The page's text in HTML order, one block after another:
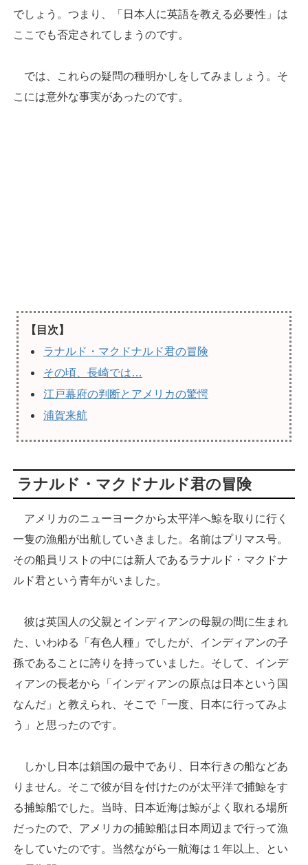
でしょう。つまり、「日本人に英語を教える必要性」は
ここでも否定されてしまうのです。
では、これらの疑問の種明かしをしてみましょう。そ
こには意外な事実があったのです。
【目次】
ラナルド・マクドナルド君の冒険
その頃、長崎では…
江戸幕府の判断とアメリカの驚愕
浦賀来航
ラナルド・マクドナルド君の冒険
アメリカのニューヨークから太平洋へ鯨を取りに行く
一隻の漁船が出航していきました。名前はプリマス号。
その船員リストの中には新人であるラナルド・マクドナ
ルド君という青年がいました。
彼は英国人の父親とインディアンの母親の間に生まれ
た、いわゆる「有色人種」でしたが、インディアンの子
孫であることに誇りを持っていました。そして、インデ
ィアンの長老から「インディアンの原点は日本という国
なんだ」と教えられ、そこで「一度、日本に行ってみよ
う」と思ったのです。
しかし日本は鎖国の最中であり、日本行きの船などあ
りません。そこで彼が目を付けたのが太平洋で捕鯨をす
る捕鯨船でした。当時、日本近海は鯨がよく取れる場所
だったので、アメリカの捕鯨船は日本周辺まで行って漁
をしていたのです。当然ながら一航海は１年以上、とい